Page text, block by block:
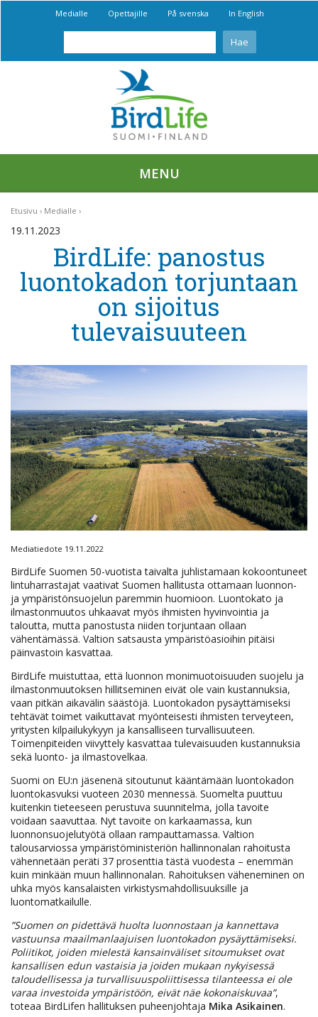
Medialle Opettajille På svenska In English
MENU
Etusivu Medialle
19.11.2023
BirdLife: panostus
luontokadon torjuntaan
on sijoitus
tulevaisuuteen
Mediatiedote 19.11.2022
BirdLife Suomen 50-vuotista taivalta juhlistamaan kokoontuneet
lintuharrastajat vaativat Suomen hallitusta ottamaan luonnon-
ja ympäristönsuojelun paremmin huomioon. Luontokato ja
ilmastonmuutos uhkaavat myös ihmisten hyvinvointia ja
taloutta, mutta panostusta niiden torjuntaan ollaan
vähentämässä. Valtion satsausta ympäristöasioihin pitäisi
päinvastoin kasvattaa.
BirdLife muistuttaa, että luonnon monimuotoisuuden suojelu ja
ilmastonmuutoksen hillitseminen eivät ole vain kustannuksia,
vaan pitkän aikavälin säästöjä. Luontokadon pysäyttämiseksi
tehtävät toimet vaikuttavat myönteisesti ihmisten terveyteen,
yritysten kilpailukykyyn ja kansalliseen turvallisuuteen.
Toimenpiteiden viivyttely kasvattaa tulevaisuuden kustannuksia
sekä luonto- ja ilmastovelkaa.
Suomi on EU:n jäsenenä sitoutunut kääntämään luontokadon
luontokasvuksi vuoteen 2030 mennessä. Suomelta puuttuu
kuitenkin tieteeseen perustuva suunnitelma, jolla tavoite
voidaan saavuttaa. Nyt tavoite on karkaamassa, kun
luonnonsuojelutyötä ollaan rampauttamassa. Valtion
talousarviossa ympäristöministeriön hallinnonalan rahoitusta
vähennetään peräti 37 prosenttia tästä vuodesta – enemmän
kuin minkään muun hallinnonalan. Rahoituksen väheneminen on
uhka myös kansalaisten virkistysmahdollisuuksille ja
luontomatkailulle.
”Suomen on pidettävä huolta luonnostaan ja kannettava
vastuunsa maailmanlaajuisen luontokadon pysäyttämiseksi.
Poliitikot, joiden mielestä kansainväliset sitoumukset ovat
kansallisen edun vastaisia ja joiden mukaan nykyisessä
taloudellisessa ja turvallisuuspoliittisessa tilanteessa ei ole
varaa investoida ympäristöön, eivät näe kokonaiskuvaa”,
toteaa BirdLifen hallituksen puheenjohtaja Mika Asikainen.